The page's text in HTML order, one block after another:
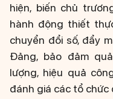
hiện, biến chủ
hành động thiết
chuyển đổi số, đẩy
Đảng, bảo đảm
lượng, hiệu quả
đánh giá các tổ chức